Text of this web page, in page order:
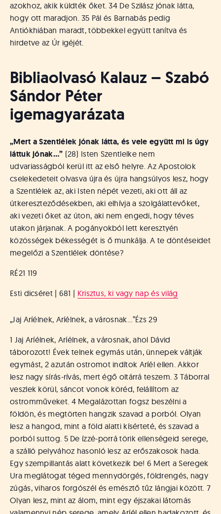
azokhoz, akik küldték őket. 34 De Szilász jónak látta,
hogy ott maradjon. 35 Pál és Barnabás pedig
Antiókhiában maradt, többekkel együtt tanítva és
hirdetve az Úr igéjét.
Bibliaolvasó Kalauz – Szabó
Sándor Péter
igemagyarázata
„Mert a Szentlélek jónak látta, és vele együtt mi is úgy
láttuk jónak…” (28) Isten Szentlelke nem
udvariasságból kerül itt az első helyre. Az Apostolok
cselekedeteit olvasva újra és újra hangsúlyos lesz, hogy
a Szentlélek az, aki Isten népét vezeti, aki ott áll az
útkereszteződésekben, aki elhívja a szolgálattevőket,
aki vezeti őket az úton, aki nem engedi, hogy téves
utakon járjanak. A pogányokból lett keresztyén
közösségek békességét is ő munkálja. A te döntéseidet
megelőzi a Szentlélek döntése?
RÉ21 119
Esti dicséret | 681 | Krisztus, ki vagy nap és világ
„Jaj Aríélnek, Aríélnek, a városnak…”Ézs 29
1 Jaj Aríélnek, Aríélnek, a városnak, ahol Dávid
táborozott! Évek telnek egymás után, ünnepek váltják
egymást, 2 azután ostromot indítok Aríél ellen. Akkor
lesz nagy sírás-rívás, mert égő oltárrá teszem. 3 Táborral
veszlek körül, sáncot vonok köréd, felállítom az
ostromműveket. 4 Megalázottan fogsz beszélni a
földön, és megtörten hangzik szavad a porból. Olyan
lesz a hangod, mint a föld alatti kísérteté, és szavad a
porból suttog. 5 De ízzé-porrá törik ellenségeid serege,
a szálló pelyvához hasonló lesz az erőszakosok hada.
Egy szempillantás alatt következik be! 6 Mert a Seregek
Ura meglátogat téged mennydörgés, földrengés, nagy
zúgás, viharos forgószél és emésztő tűz lángjai között. 7
Olyan lesz, mint az álom, mint egy éjszakai látomás